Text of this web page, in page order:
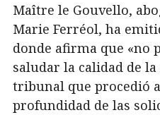
Maître le Gouvello,
Marie Ferréol, ha
donde afirma que «no
saludar la calidad de
tribunal que procedió
profundidad de las